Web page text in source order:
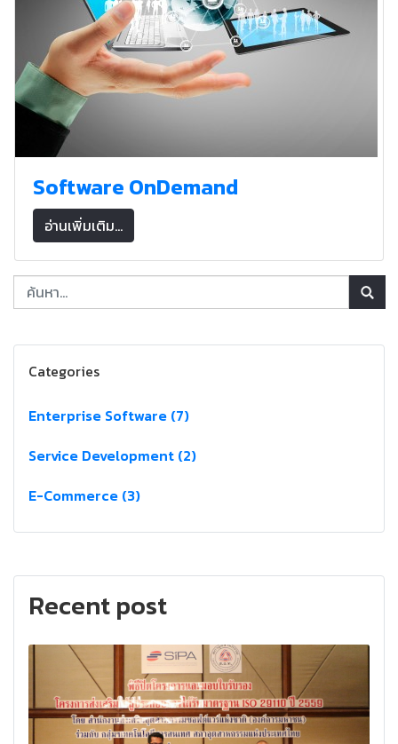
Software OnDemand
อ่านเพิ่มเติม...
Categories
Enterprise Software (7)
Service Development (2)
E-Commerce (3)
Recent post